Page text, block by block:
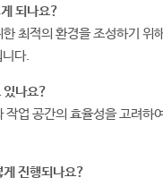
되나요?
최적의 환경을 조성하기 위
다.
있나요?
작업 공간의 효율성을 고려하
게 진행되나요?